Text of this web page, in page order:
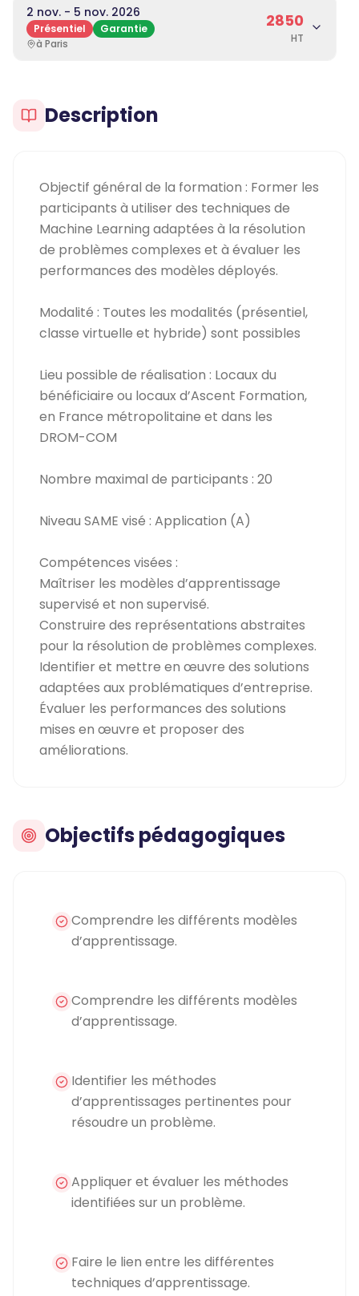
Description
Objectif général de la formation : Former les
participants à utiliser des techniques de
Machine Learning adaptées à la résolution
de problèmes complexes et à évaluer les
performances des modèles déployés.
Modalité : Toutes les modalités (présentiel,
classe virtuelle et hybride) sont possibles
Lieu possible de réalisation : Locaux du
bénéficiaire ou locaux d’Ascent Formation,
en France métropolitaine et dans les
DROM-COM
Nombre maximal de participants : 20
Niveau SAME visé : Application (A)
Compétences visées :
Maîtriser les modèles d’apprentissage
supervisé et non supervisé.
Construire des représentations abstraites
pour la résolution de problèmes complexes.
Identifier et mettre en œuvre des solutions
adaptées aux problématiques d’entreprise.
Évaluer les performances des solutions
mises en œuvre et proposer des
améliorations.
Objectifs pédagogiques
Comprendre les différents modèles
d’apprentissage.
Comprendre les différents modèles
d’apprentissage.
Identifier les méthodes
d’apprentissages pertinentes pour
résoudre un problème.
Appliquer et évaluer les méthodes
identifiées sur un problème.
Faire le lien entre les différentes
techniques d’apprentissage.
2 nov. - 5 nov. 2026
Présentiel
Garantie
à Paris
2850
HT